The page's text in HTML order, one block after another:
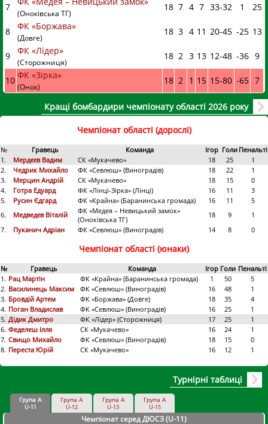
7
(Оноківська ТГ)
18 7 4 7 33-32 1 25
8 ФК «Боржава»
(Довге)
18 3 4 11 20-45 -25 13
9 ФК «Лідер»
(Сторожниця)
18 2 3 13 12-48 -36 9
10 ФК «Зірка»
(Онок)
18 2 1 15 15-80 -65 7
Кращі бомбардири чемпіонату області 2026 року
Чемпіонат області (дорослі)
№ Гравець Команда Ігор Голи Пенальті
1.
Мердєєв Вадим СК «Мукачево» 18 25
1
2.
Чедрик Михайло ФК «Севлюш» (Виноградів) 18 22
1
3.
Мерцин Андрій СК «Мукачево» 18 15
0
4.
Готра Едуард ФК «Лінці-Зірка» (Лінці) 16 11
3
5.
Русин Єдгард ФК «Крайна» (Баранинська громада) 16 11
5
6.
Медведєв Віталій
ФК «Медея – Невицький замок»
(Оноківська ТГ)
18 9
1
7.
Пуканич Адріан ФК «Севлюш» (Виноградів) 14 8 0
Чемпіонат області (юнаки)
№ Гравець Команда Ігор Голи Пенальті
1. Рац Мартін ФК «Крайна» (Баранинська громада) 1 50
5
2. Василинець Максим ФК «Севлюш» (Виноградів) 16 48
1
3. Бровдій Артем ФК «Боржава» (Довге) 18 35
4
4. Поган Владислав ФК «Севлюш» (Виноградів) 16 25
1
5. Дідик Дмитро ФК «Лідер» (Сторожниця) 17 25
1
6. Феделеш Ілля СК «Мукачево» 16 24
1
7. Свищо Михайло ФК «Севлюш» (Виноградів) 18 15
0
8. Переста Юрій СК «Мукачево» 16 12 1
Турнірні таблиці
Група А
U-11
Група А
U-12
Група А
U-13
Група А
U-15
Чемпіонат серед ДЮСЗ (U-11)